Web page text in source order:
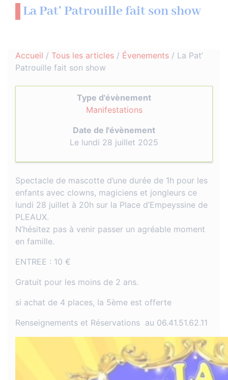
La Pat’ Patrouille fait son show
Accueil / Tous les articles / Évenements / La Pat’
Patrouille fait son show
Type d'évènement
Manifestations
Date de l'évènement
Le lundi 28 juillet 2025
Spectacle de mascotte d’une durée de 1h pour les
enfants avec clowns, magiciens et jongleurs ce
lundi 28 juillet à 20h sur la Place d’Empeyssine de
PLEAUX.
N’hésitez pas à venir passer un agréable moment
en famille.
ENTREE : 10 €
Gratuit pour les moins de 2 ans.
si achat de 4 places, la 5ème est offerte
Renseignements et Réservations au 06.41.51.62.11